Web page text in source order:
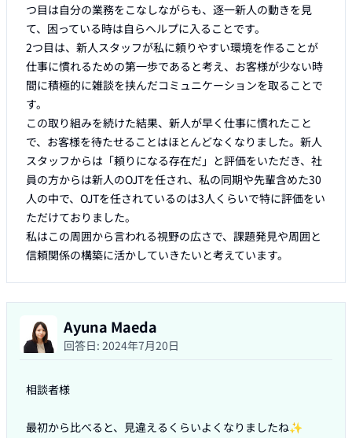
つ目は自分の業務をこなしながらも、逐一新人の動きを見
て、困っている時は自らヘルプに入ることです。
2つ目は、新人スタッフが私に頼りやすい環境を作ることが
仕事に慣れるための第一歩であると考え、お客様が少ない時
間に積極的に雑談を挟んだコミュニケーションを取ることで
す。
この取り組みを続けた結果、新人が早く仕事に慣れたこと
で、お客様を待たせることはほとんどなくなりました。新人
スタッフからは「頼りになる存在だ」と評価をいただき、社
員の方からは新人のOJTを任され、私の同期や先輩含めた30
人の中で、OJTを任されているのは3人くらいで特に評価をい
ただけておりました。
私はこの周囲から言われる視野の広さで、課題発見や周囲と
信頼関係の構築に活かしていきたいと考えています。
Ayuna Maeda
回答日: 2024年7月20日
相談者様
最初から比べると、見違えるくらいよくなりましたね✨